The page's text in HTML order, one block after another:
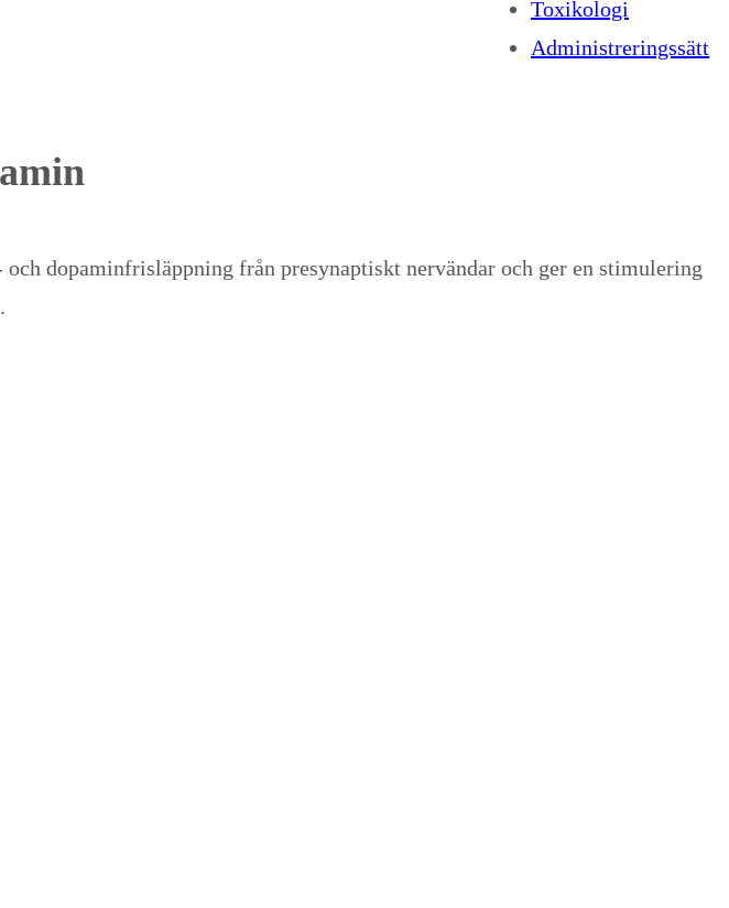
Toxikologi
Administreringssätt
dopaminfrisläppning från presynaptiskt nervändar och ger en stimulering